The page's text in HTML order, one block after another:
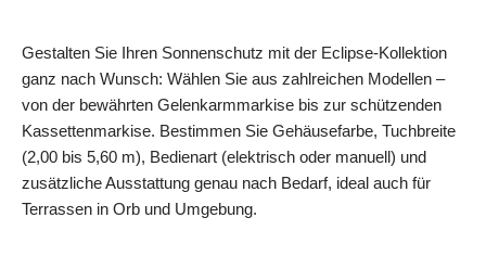
Gestalten Sie Ihren Sonnenschutz mit der Eclipse-Kollektion
ganz nach Wunsch: Wählen Sie aus zahlreichen Modellen –
von der bewährten Gelenkarmmarkise bis zur schützenden
Kassettenmarkise. Bestimmen Sie Gehäusefarbe, Tuchbreite
(2,00 bis 5,60 m), Bedienart (elektrisch oder manuell) und
zusätzliche Ausstattung genau nach Bedarf, ideal auch für
Terrassen in Orb und Umgebung.